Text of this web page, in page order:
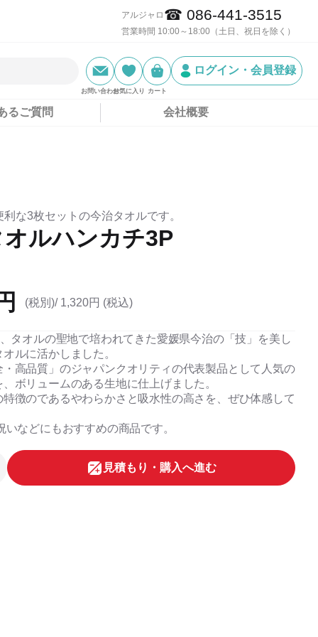
アルジャロ ☎ 086-441-3515
営業時間 10:00～18:00（土日、祝日を除く）
お問い合わせお気に入り カート
ログイン・会員登録
るご質問 会社概要
な3枚セットの今治タオルです。
ルハンカチ3P
(税別)/ 1,320円 (税込)
タオルの聖地で培われてきた愛媛県今治の「技」を美し
ルに活かしました。
・高品質」のジャパンクオリティの代表製品として人気の
ボリュームのある生地に仕上げました。
徴のであるやわらかさと吸水性の高さを、ぜひ体感して
などにもおすすめの商品です。
⾒積もり・購⼊へ進む